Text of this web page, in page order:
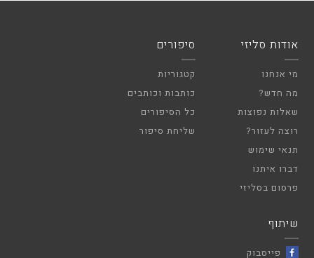
אודות סליזי
מי אנחנו
מה חדש?
שאלות נפוצות
רוצה לעזור?
תנאי שימוש
דברו איתנו
פרסום בסליזי
סיפורים
קטגוריות
כותבות וכותבים
כל הסיפורים
שליחת סיפור
שיתוף
פייסבוק